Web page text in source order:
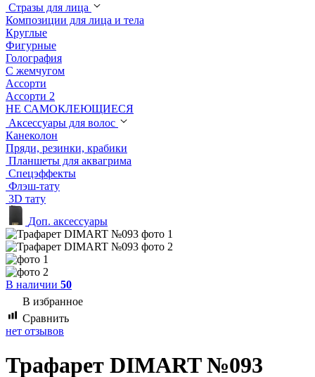
Стразы для лица
Композиции для лица и тела
Круглые
Фигурные
Голография
С жемчугом
Ассорти
Ассорти 2
НЕ САМОКЛЕЮЩИЕСЯ
Аксессуары для волос
Канеколон
Пряди, резинки, крабики
Планшеты для аквагрима
Спецэффекты
Флэш-тату
3D тату
Доп. аксессуары
В наличии 50
В избранное
Сравнить
нет отзывов
Трафарет DIMART №093